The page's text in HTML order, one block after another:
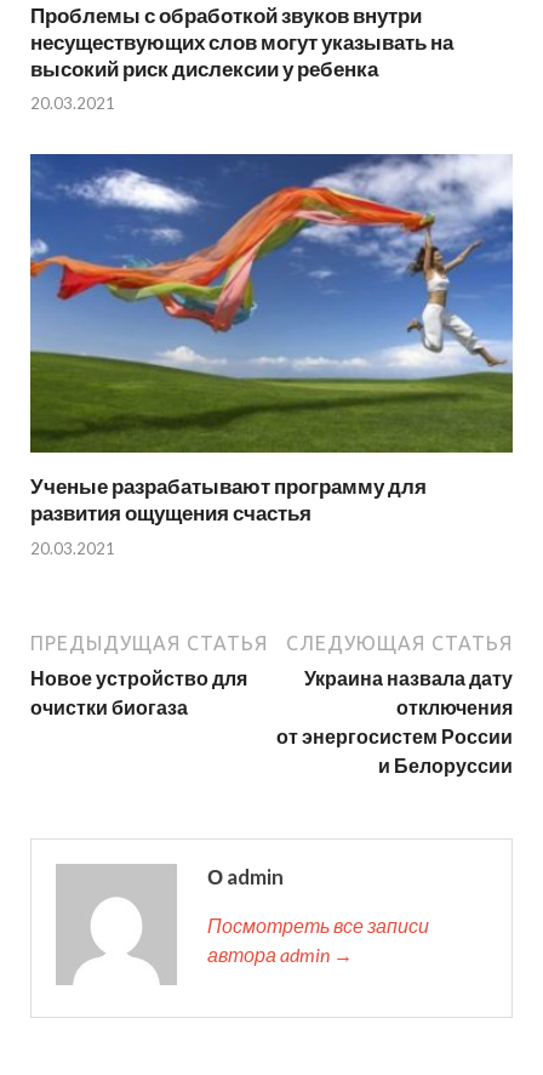
Проблемы с обработкой звуков внутри
несуществующих слов могут указывать на
высокий риск дислексии у ребенка
20.03.2021
Ученые разрабатывают программу для
развития ощущения счастья
20.03.2021
ПРЕДЫДУЩАЯ СТАТЬЯ
Новое устройство для
очистки биогаза
СЛЕДУЮЩАЯ СТАТЬЯ
Украина назвала дату
отключения
от энергосистем России
и Белоруссии
О admin
Посмотреть все записи
автора admin →